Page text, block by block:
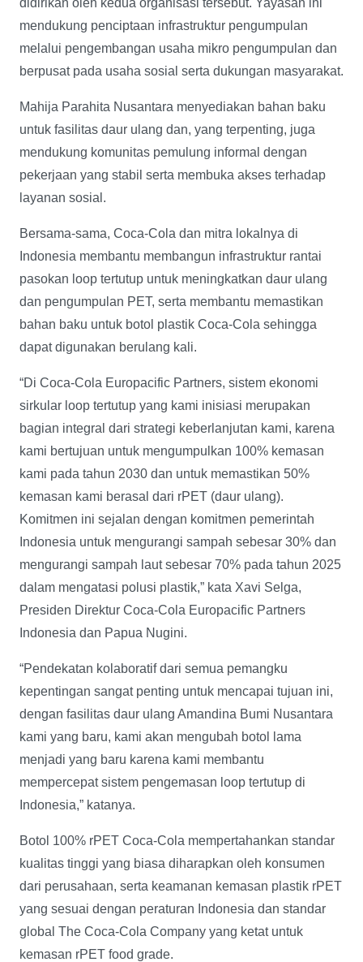
mendukung penciptaan infrastruktur pengumpulan
melalui pengembangan usaha mikro pengumpulan dan
berpusat pada usaha sosial serta dukungan masyarakat.
Mahija Parahita Nusantara menyediakan bahan baku
untuk fasilitas daur ulang dan, yang terpenting, juga
mendukung komunitas pemulung informal dengan
pekerjaan yang stabil serta membuka akses terhadap
layanan sosial.
Bersama-sama, Coca-Cola dan mitra lokalnya di
Indonesia membantu membangun infrastruktur rantai
pasokan loop tertutup untuk meningkatkan daur ulang
dan pengumpulan PET, serta membantu memastikan
bahan baku untuk botol plastik Coca-Cola sehingga
dapat digunakan berulang kali.
“Di Coca-Cola Europacific Partners, sistem ekonomi
sirkular loop tertutup yang kami inisiasi merupakan
bagian integral dari strategi keberlanjutan kami, karena
kami bertujuan untuk mengumpulkan 100% kemasan
kami pada tahun 2030 dan untuk memastikan 50%
kemasan kami berasal dari rPET (daur ulang).
Komitmen ini sejalan dengan komitmen pemerintah
Indonesia untuk mengurangi sampah sebesar 30% dan
mengurangi sampah laut sebesar 70% pada tahun 2025
dalam mengatasi polusi plastik,” kata Xavi Selga,
Presiden Direktur Coca-Cola Europacific Partners
Indonesia dan Papua Nugini.
“Pendekatan kolaboratif dari semua pemangku
kepentingan sangat penting untuk mencapai tujuan ini,
dengan fasilitas daur ulang Amandina Bumi Nusantara
kami yang baru, kami akan mengubah botol lama
menjadi yang baru karena kami membantu
mempercepat sistem pengemasan loop tertutup di
Indonesia,” katanya.
Botol 100% rPET Coca-Cola mempertahankan standar
kualitas tinggi yang biasa diharapkan oleh konsumen
dari perusahaan, serta keamanan kemasan plastik rPET
yang sesuai dengan peraturan Indonesia dan standar
global The Coca-Cola Company yang ketat untuk
kemasan rPET food grade.